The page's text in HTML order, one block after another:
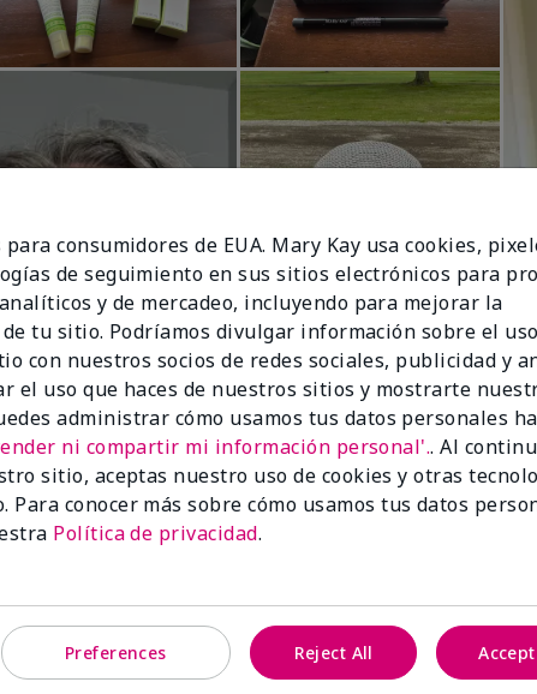
91%
amigo.
4
1
consumidores de EUA. Mary Kay usa cookies,
de seguimiento en sus sitios electrónicos para
y de mercadeo, incluyendo para mejorar la
tu sitio. Podríamos divulgar información sobre el
con nuestros socios de redes sociales, publicidad y
el uso que haces de nuestros sitios y mostrarte
administrar cómo usamos tus datos personales
ni compartir mi información personal'.. Al
sitio, aceptas nuestro uso de cookies y otras
Para conocer más sobre cómo usamos tus datos
Política de privacidad.
Preferences Reject All